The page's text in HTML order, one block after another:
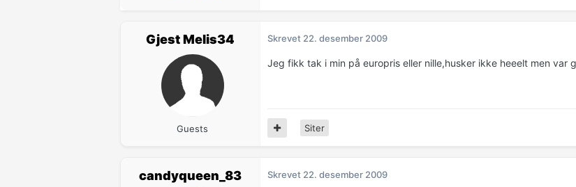
Gjest Melis34
Guests
Skrevet 22. desember 2009
Jeg fikk tak i min på europris eller nille,husker ikke heeelt men var
Siter
candyqueen_83 Skrevet 22. desember 2009